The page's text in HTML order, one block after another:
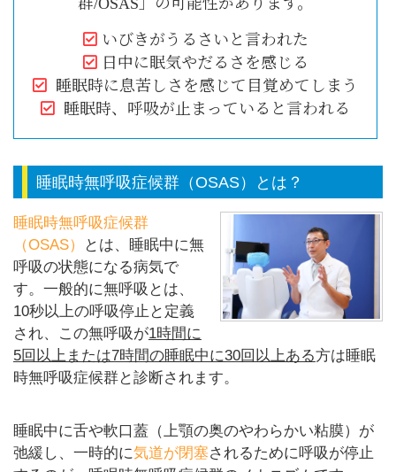
いびきがうるさいと言われた
日中に眠気やだるさを感じる
睡眠時に息苦しさを感じて目覚めてしまう
睡眠時、呼吸が止まっていると言われる
睡眠時無呼吸症候群（OSAS）とは？
睡眠時無呼吸症候群
（OSAS）
とは、睡眠中に無
呼吸の状態になる病気で
す。一般的に無呼吸とは、
10秒以上の呼吸停止と定義
され、この無呼吸が1時間に
5回以上または7時間の睡眠中に30回以上ある方は睡眠
時無呼吸症候群と診断されます。
睡眠中に舌や軟口蓋（上顎の奥のやわらかい粘膜）が
弛緩し、一時的に気道が閉塞されるために呼吸が停止